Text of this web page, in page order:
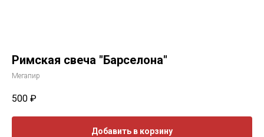
Римская свеча "Барселона"
Мегапир
500 ₽
Добавить в корзину